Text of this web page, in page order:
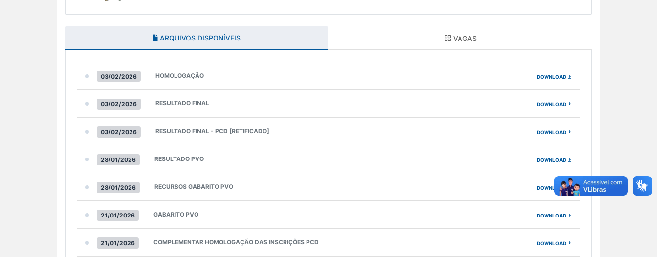
ARQUIVOS DISPONÍVEIS VAGAS
03/02/2026 HOMOLOGAÇÃO DOWNLOAD
03/02/2026 RESULTADO FINAL DOWNLOAD
03/02/2026 RESULTADO FINAL - PCD [RETIFICADO] DOWNLOAD
28/01/2026 RESULTADO PVO DOWNLOAD
28/01/2026 RECURSOS GABARITO PVO DOWNLOAD
21/01/2026 GABARITO PVO DOWNLOAD
21/01/2026 COMPLEMENTAR HOMOLOGAÇÃO DAS INSCRIÇÕES PCD DOWNLOAD